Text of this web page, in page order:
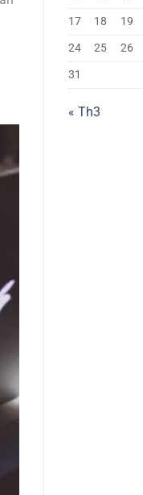
17
18 19
24
25 26
31
« Th3